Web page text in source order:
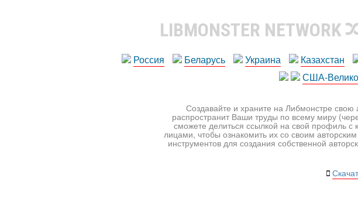
LIBMONSTER NETWORK
Россия Беларусь Украина Казахстан
США-
Создавайте и храните на Либмонстре свою
распространит Ваши труды по всему миру
сможете делиться ссылкой на свой профиль с
лицами, чтобы ознакомить их со своим
инструментов для создания собственной